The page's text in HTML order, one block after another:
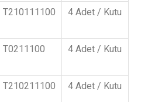
T210111100 4 Adet / Kutu
T0211100 4 Adet / Kutu
T210211100 4 Adet / Kutu